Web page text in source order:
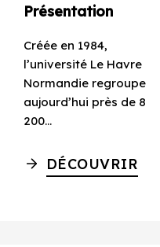
Présentation
Créée en 1984,
l’université Le Havre
Normandie regroupe
aujourd’hui près de 8
200...
DÉCOUVRIR